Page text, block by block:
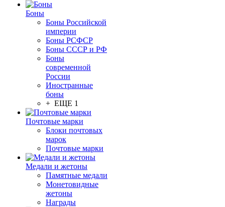
Боны
Боны Российской
империи
Боны РСФСР
Боны СССР и РФ
Боны
современной
России
Иностранные
боны
+ ЕЩЕ 1
Почтовые марки
Блоки почтовых
марок
Почтовые марки
Медали и жетоны
Памятные медали
Монетовидные
жетоны
Награды